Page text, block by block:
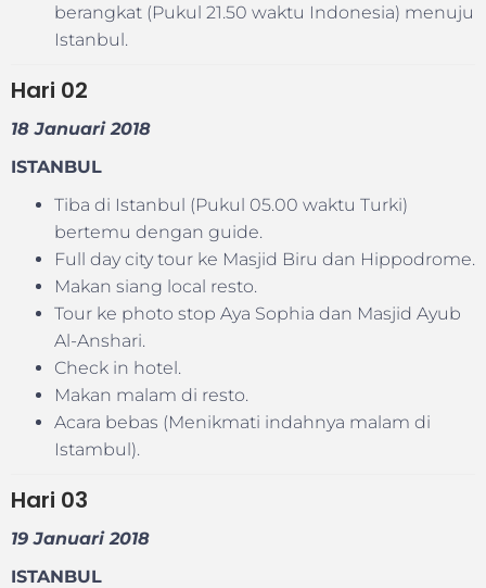
berangkat (Pukul 21.50 waktu Indonesia) menuju
Istanbul.
Hari 02
18 Januari 2018
ISTANBUL
Tiba di Istanbul (Pukul 05.00 waktu Turki)
bertemu dengan guide.
Full day city tour ke Masjid Biru dan Hippodrome.
Makan siang local resto.
Tour ke photo stop Aya Sophia dan Masjid Ayub
Al-Anshari.
Check in hotel.
Makan malam di resto.
Acara bebas (Menikmati indahnya malam di
Istambul).
Hari 03
19 Januari 2018
ISTANBUL